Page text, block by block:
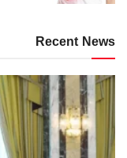
Recent News